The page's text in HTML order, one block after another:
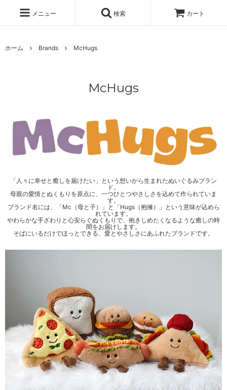
メニュー 検索 カート
ホーム Brands McHugs
McHugs
「人々に幸せと癒しを届けたい」という想いから生まれたぬいぐるみブラン
ド。
母親の愛情とぬくもりを原点に、一つひとつやさしさを込めて作られていま
す。
ブランド名には、「Mc（母と子）」と「Hugs（抱擁）」という意味が込めら
れています。
やわらかな手ざわりと心安らぐぬくもりで、抱きしめたくなるような癒しの時
間をお届けします。
そばにいるだけでほっとできる、愛とやさしさにあふれたブランドです。